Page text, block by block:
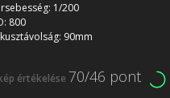
1/200
800
90mm
értékelése 70/46 pont